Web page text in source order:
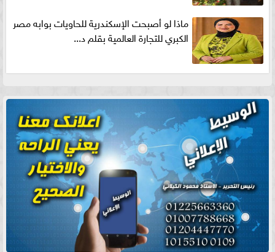
ماذا لو أصبحت الإسكندرية للحاويات بوابه مصر
الكبري للتجارة العالمية بقلم د...